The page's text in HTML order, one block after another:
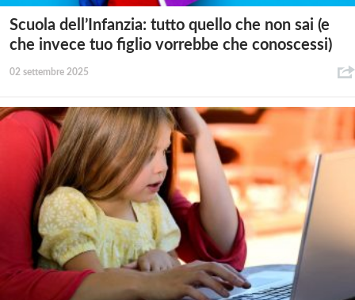
Scuola dell’Infanzia: tutto quello che non sai (e
che invece tuo figlio vorrebbe che conoscessi)
02 settembre 2025